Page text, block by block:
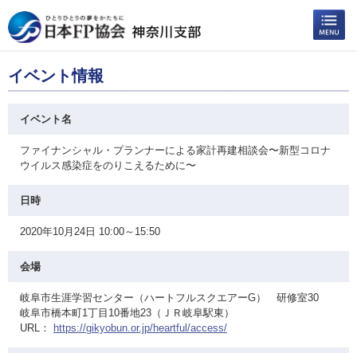
イベント情報
イベント名
ファイナンシャル・プランナーによる家計再建相談会〜新型コロナ
ウイルス感染症をのりこえるために〜
日時
2020年10月24日 10:00～15:50
会場
岐阜市生涯学習センター（ハートフルスクエアーG） 研修室30
岐阜市橋本町1丁目10番地23（ＪＲ岐阜駅東）
URL：
https://gikyobun.or.jp/heartful/access/